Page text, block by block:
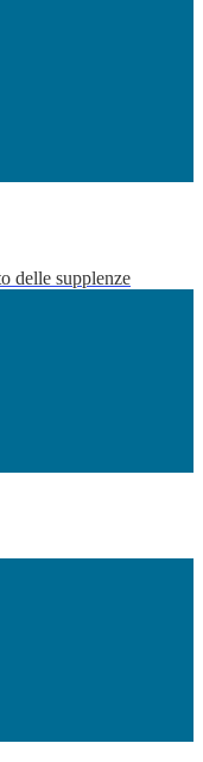
delle supplenze